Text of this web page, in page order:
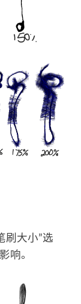
刷大小”选
响。